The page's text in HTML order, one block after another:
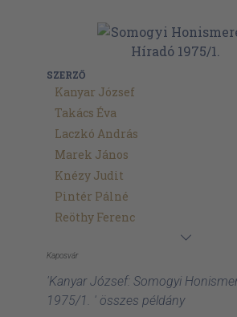
SZERZŐ
Kanyar József
Takács Éva
Laczkó András
Marek János
Knézy Judit
Pintér Pálné
Reöthy Ferenc
Kaposvár
'Kanyar József: Somogyi
1975/1. ' összes példány